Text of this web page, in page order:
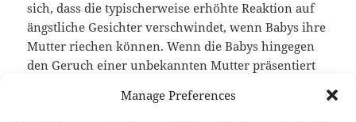
Manage Preferences
sich, dass die typischerweise erhöhte Reaktion auf
ängstliche Gesichter verschwindet, wenn Babys ihre
Mutter riechen können. Wenn die Babys hingegen
den Geruch einer unbekannten Mutter präsentiert
sie die übliche verstärkte Reaktion auf ängstliche